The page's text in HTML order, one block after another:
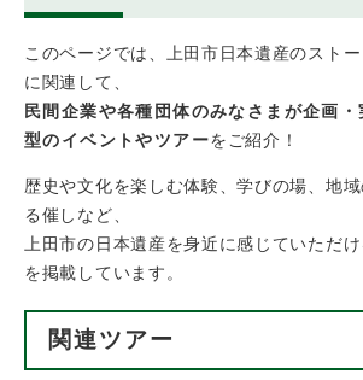
このページでは、上田市日本遺産のスト
に関連して、
民間企業や各種団体のみなさまが企画
型のイベントやツアーをご紹介！
歴史や文化を楽しむ体験、学びの場、地
る催しなど、
上田市の日本遺産を身近に感じていただ
を掲載しています。
関連ツアー